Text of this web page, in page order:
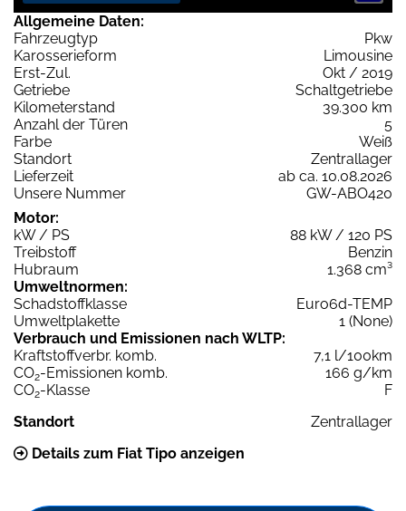
Allgemeine Daten:
Fahrzeugtyp
Pkw
Karosserieform
Limousine
Erst-Zul.
Okt / 2019
Getriebe
Schaltgetriebe
Kilometerstand
39.300 km
Anzahl der Türen
5
Farbe
Weiß
Standort
Zentrallager
Lieferzeit
ab ca. 10.08.2026
Unsere Nummer
GW-ABO420
Motor:
kW / PS
88 kW / 120 PS
Treibstoff
Benzin
Hubraum
1.368 cm³
Umweltnormen:
Schadstoffklasse
Euro6d-TEMP
Umweltplakette
1 (None)
Verbrauch und Emissionen nach WLTP:
Kraftstoffverbr. komb.
7,1 l/100km
CO2-Emissionen komb.
166 g/km
CO2-Klasse
F
Standort
Zentrallager
Details zum Fiat Tipo anzeigen